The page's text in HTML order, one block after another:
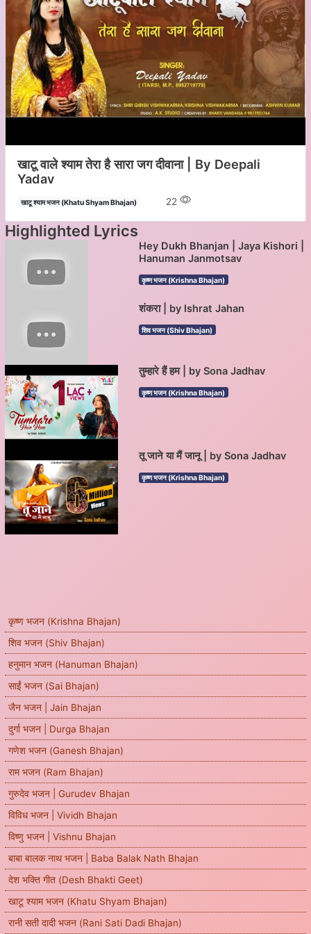
कृष्ण भजन (Krishna Bhajan)
शिव भजन (Shiv Bhajan)
हनुमान भजन (Hanuman Bhajan)
साईं भजन (Sai Bhajan)
जैन भजन | Jain Bhajan
दुर्गा भजन | Durga Bhajan
गणेश भजन (Ganesh Bhajan)
राम भजन (Ram Bhajan)
गुरुदेव भजन | Gurudev Bhajan
विविध भजन | Vividh Bhajan
विष्णु भजन | Vishnu Bhajan
बाबा बालक नाथ भजन | Baba Balak Nath Bhajan
देश भक्ति गीत (Desh Bhakti Geet)
खाटू श्याम भजन (Khatu Shyam Bhajan)
रानी सती दादी भजन (Rani Sati Dadi Bhajan)
खाटू वाले श्याम तेरा है सारा जग दीवाना | By Deepali
Yadav
खाटू श्याम भजन (Khatu Shyam Bhajan) 22
Highlighted Lyrics
Hey Dukh Bhanjan | Jaya Kishori |
Hanuman Janmotsav
कृष्ण भजन (Krishna Bhajan)
शंकरा | by Ishrat Jahan
शिव भजन (Shiv Bhajan)
तुम्हारे हैं हम | by Sona Jadhav
कृष्ण भजन (Krishna Bhajan)
तू जाने या मैं जानू | by Sona Jadhav
कृष्ण भजन (Krishna Bhajan)